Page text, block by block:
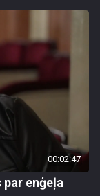
00:02:47
par enģeļa